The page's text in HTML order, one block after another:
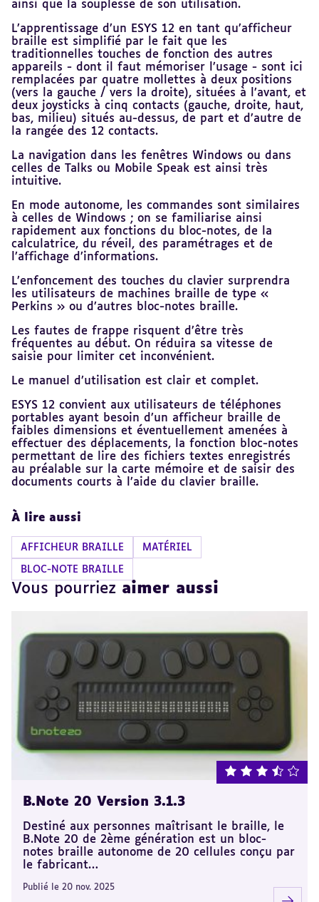
ainsi que la souplesse de son utilisation.
L’apprentissage d’un ESYS 12 en tant qu’afficheur
braille est simplifié par le fait que les
traditionnelles touches de fonction des autres
appareils - dont il faut mémoriser l’usage - sont ici
remplacées par quatre mollettes à deux positions
(vers la gauche / vers la droite), situées à l’avant, et
deux joysticks à cinq contacts (gauche, droite, haut,
bas, milieu) situés au-dessus, de part et d’autre de
la rangée des 12 contacts.
La navigation dans les fenêtres Windows ou dans
celles de Talks ou Mobile Speak est ainsi très
intuitive.
En mode autonome, les commandes sont similaires
à celles de Windows ; on se familiarise ainsi
rapidement aux fonctions du bloc-notes, de la
calculatrice, du réveil, des paramétrages et de
l’affichage d’informations.
L’enfoncement des touches du clavier surprendra
les utilisateurs de machines braille de type «
Perkins » ou d’autres bloc-notes braille.
Les fautes de frappe risquent d’être très
fréquentes au début. On réduira sa vitesse de
saisie pour limiter cet inconvénient.
Le manuel d’utilisation est clair et complet.
ESYS 12 convient aux utilisateurs de téléphones
portables ayant besoin d’un afficheur braille de
faibles dimensions et éventuellement amenées à
effectuer des déplacements, la fonction bloc-notes
permettant de lire des fichiers textes enregistrés
au préalable sur la carte mémoire et de saisir des
documents courts à l’aide du clavier braille.
À lire aussi
AFFICHEUR BRAILLE MATÉRIEL
BLOC-NOTE BRAILLE
Vous pourriez aimer aussi
note : 3.5 sur 5
B.Note 20 Version 3.1.3
Destiné aux personnes maîtrisant le braille, le
B.Note 20 de 2ème génération est un bloc-
notes braille autonome de 20 cellules conçu par
le fabricant…
Publié le 20 nov. 2025